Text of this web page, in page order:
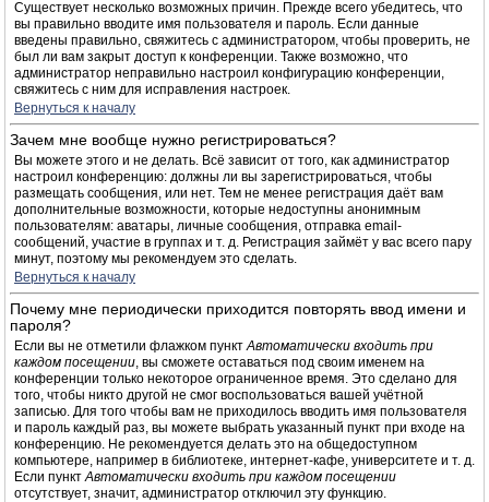
Существует несколько возможных причин. Прежде всего убедитесь, что
вы правильно вводите имя пользователя и пароль. Если данные
введены правильно, свяжитесь с администратором, чтобы проверить, не
был ли вам закрыт доступ к конференции. Также возможно, что
администратор неправильно настроил конфигурацию конференции,
свяжитесь с ним для исправления настроек.
Вернуться к началу
Зачем мне вообще нужно регистрироваться?
Вы можете этого и не делать. Всё зависит от того, как администратор
настроил конференцию: должны ли вы зарегистрироваться, чтобы
размещать сообщения, или нет. Тем не менее регистрация даёт вам
дополнительные возможности, которые недоступны анонимным
пользователям: аватары, личные сообщения, отправка email-
сообщений, участие в группах и т. д. Регистрация займёт у вас всего пару
минут, поэтому мы рекомендуем это сделать.
Вернуться к началу
Почему мне периодически приходится повторять ввод имени и
пароля?
Если вы не отметили флажком пунктАвтоматически входить при
каждом посещении, вы сможете оставаться под своим именем на
конференции только некоторое ограниченное время. Это сделано для
того, чтобы никто другой не смог воспользоваться вашей учётной
записью. Для того чтобы вам не приходилось вводить имя пользователя
и пароль каждый раз, вы можете выбрать указанный пункт при входе на
конференцию. Не рекомендуется делать это на общедоступном
компьютере, например в библиотеке, интернет-кафе, университете и т. д.
Если пунктАвтоматически входить при каждом посещении
отсутствует, значит, администратор отключил эту функцию.